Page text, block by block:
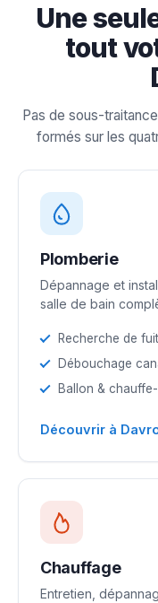
Une
tout
Pas de sous-
formés sur les
Plomberie
Dépannage et
salle de bain
Recherche de
Débouchage
Ballon &
Découvrir à
Chauffage
Entretien,